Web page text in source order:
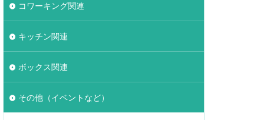
コワーキング関連
キッチン関連
ボックス関連
その他（イベントなど）